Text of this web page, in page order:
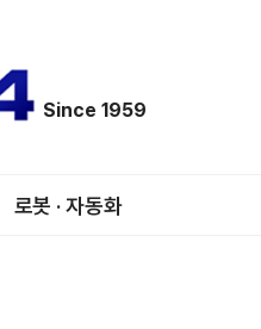
Since 1959
로봇 · 자동화